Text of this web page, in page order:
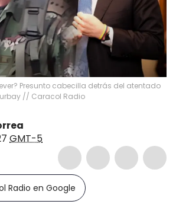
Presunto cabecilla detrás del atentado
// Caracol Radio
GMT-5
Radio en Google